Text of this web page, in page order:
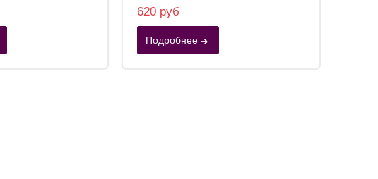
620 руб
Подробнее